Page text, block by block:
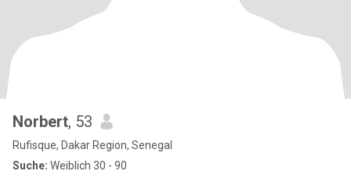
Norbert, 53
Rufisque, Dakar Region, Senegal
Suche: Weiblich 30 - 90